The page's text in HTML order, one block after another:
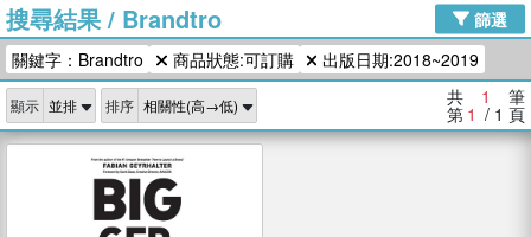
高希均教授回憶錄
、 The Odyssey 、 父親節 、 如果歷
史是一群喵 、 暑期推薦 、 國際布克
獎 臺灣漫遊錄 、 方念華 、 台灣的李
登輝時代
數學女孩：黎曼猜想 、
偉大的迷走神經
搜尋結果/ Brandtro
篩選
關鍵字：Brandtro
商品狀態:可訂購 出版日期:2018~2019
顯示 排序 共 1 筆
第 1 / 1 頁